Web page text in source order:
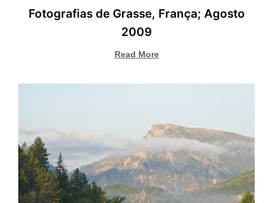
Fotografias de Grasse, França; Agosto
2009
Read More